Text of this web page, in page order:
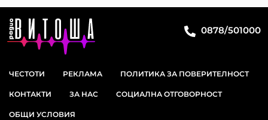
0878/501000
ЧЕСТОТИ РЕКЛАМА ПОЛИТИКА ЗА ПОВЕРИТЕЛНОСТ
КОНТАКТИ ЗА НАС СОЦИАЛНА ОТГОВОРНОСТ
ОБЩИ УСЛОВИЯ